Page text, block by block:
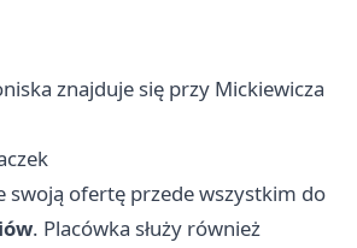
znajduje się przy Mickiewicza
swoją ofertę przede wszystkim do
. Placówka służy również